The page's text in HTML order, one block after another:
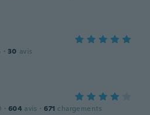
· 30 avis
· 604 avis · 671 chargements